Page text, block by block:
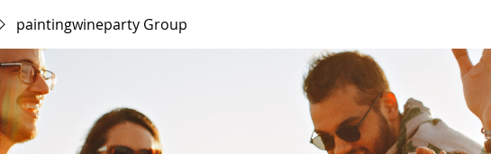
paintingwineparty Group